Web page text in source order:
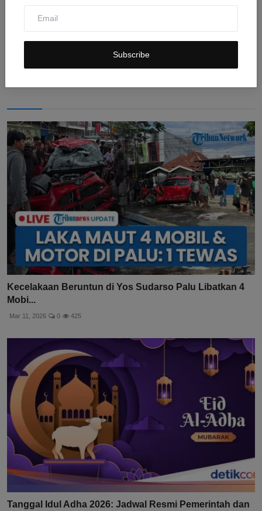
Subscribe
Kecelakaan Beruntun di Yos Sudarso Palu Libatkan 4
Mobi...
Mar 11, 2026 0 425
Tanggal Idul Adha 2026: Jadwal Resmi Pemerintah dan